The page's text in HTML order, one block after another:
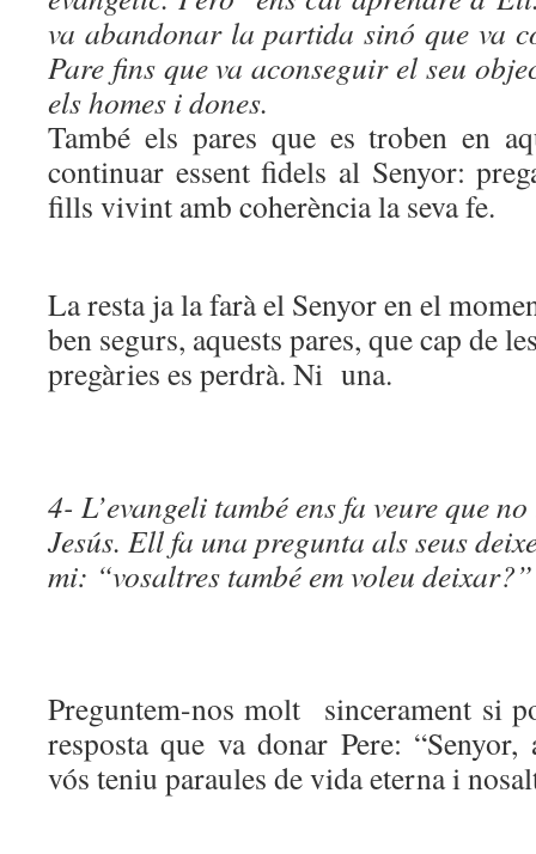
va abandonar la partida sinó que va
Pare fins que va aconseguir el seu
els homes i dones.
També els pares que es troben en
continuar essent fidels al Senyor:
fills vivint amb coherència la seva fe.
La resta ja la farà el Senyor en el
ben segurs, aquests pares, que cap de
pregàries es perdrà. Ni una.
4- L’evangeli també ens fa veure que
Jesús. Ell fa una pregunta als seus
mi: “vosaltres també em voleu deixar?”
Preguntem-nos molt sincerament si
resposta que va donar Pere:
vós teniu paraules de vida eterna i